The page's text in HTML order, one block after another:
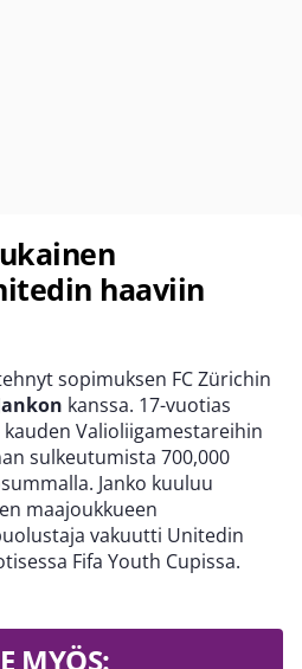
haaviin
sopimuksen FC Zürichin
kanssa. 17-vuotias
Valioliigamestareihin
sulkeutumista 700,000
Janko kuuluu
maajoukkueen
vakuutti Unitedin
Fifa Youth Cupissa.
MYÖS: